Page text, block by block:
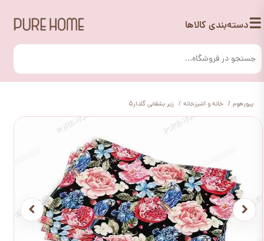
☰دسته‌بندی کالاها
پیورهوم خانه و آشپزخانه زیر بشقابی گلدار5